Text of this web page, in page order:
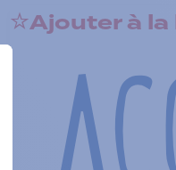
Ajouter à la